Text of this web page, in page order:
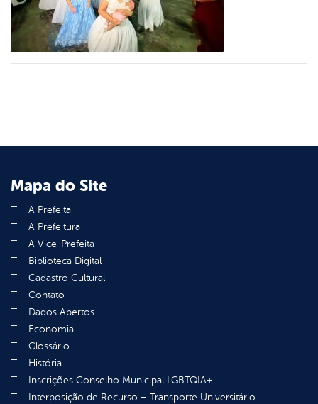
Mapa do Site
A Prefeita
A Prefeitura
A Vice-Prefeita
Biblioteca Digital
Cadastro Cultural
Contato
Dados Abertos
Economia
Glossário
História
Inscrições Conselho Municipal LGBTQIA+
Interposição de Recurso – Transporte Universitário